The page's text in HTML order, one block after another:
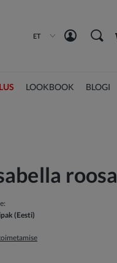
ET
LOOKBOOK BLOGI
roosa
(Eesti)